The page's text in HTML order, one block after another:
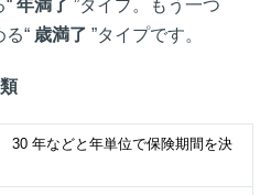
年満了 ”タイプ。もう一つ
“ 歳満了 ”タイプです。
30 年などと年単位で保険期間を決